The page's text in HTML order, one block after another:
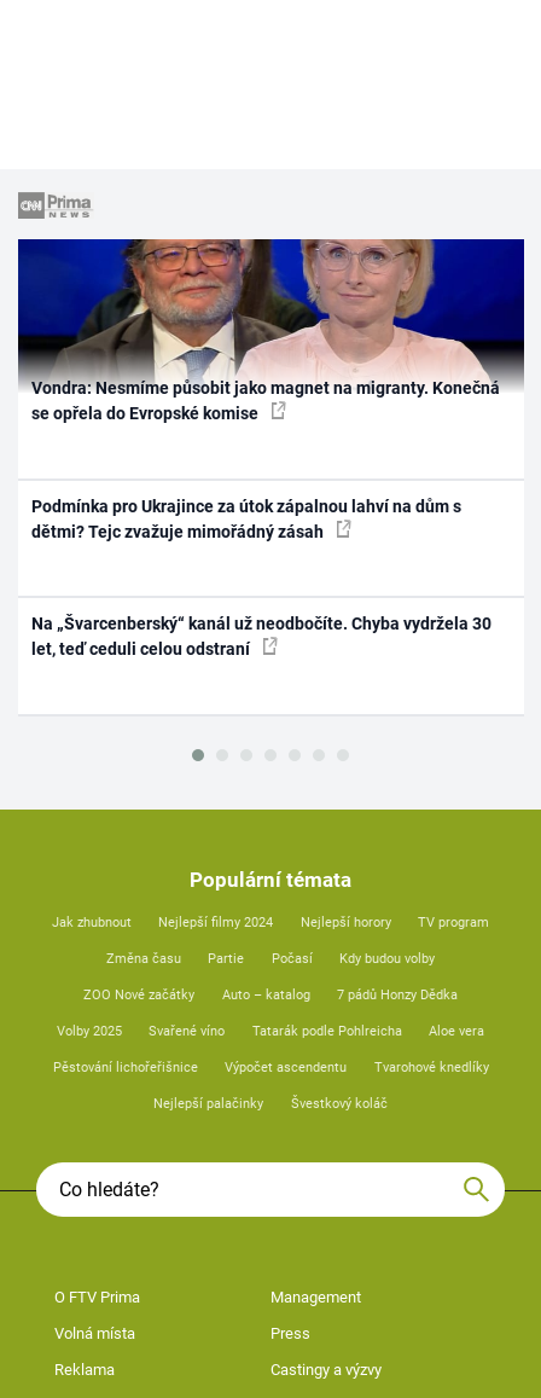
Vondra: Nesmíme působit jako magnet na migranty. Konečná
se opřela do Evropské komise
Podmínka pro Ukrajince za útok zápalnou lahví na dům s
dětmi? Tejc zvažuje mimořádný zásah
Na „Švarcenberský“ kanál už neodbočíte. Chyba vydržela 30
let, teď ceduli celou odstraní
Populární témata
Jak zhubnout Nejlepší filmy 2024 Nejlepší horory TV program
Změna času Partie Počasí Kdy budou volby
ZOO Nové začátky Auto – katalog 7 pádů Honzy Dědka
Volby 2025 Svařené víno Tatarák podle Pohlreicha Aloe vera
Pěstování lichořeřišnice Výpočet ascendentu Tvarohové knedlíky
Nejlepší palačinky Švestkový koláč
O FTV Prima Management
Volná místa Press
Reklama Castingy a výzvy